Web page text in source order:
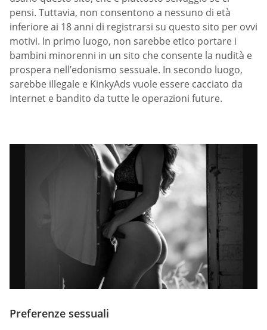
pensi. Tuttavia, non consentono a nessuno di età
inferiore ai 18 anni di registrarsi su questo sito per ovvi
motivi. In primo luogo, non sarebbe etico portare i
bambini minorenni in un sito che consente la nudità e
prospera nell’edonismo sessuale. In secondo luogo,
sarebbe illegale e KinkyAds vuole essere cacciato da
Internet e bandito da tutte le operazioni future.
Preferenze sessuali